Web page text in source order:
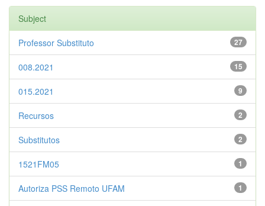
Subject
27
Professor Substituto
15
008.2021
9
015.2021
2
Recursos
2
Substitutos
1
1521FM05
1
Autoriza PSS Remoto UFAM